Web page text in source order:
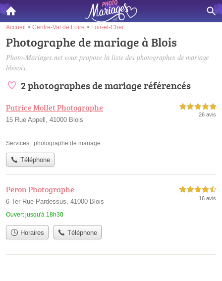
Accueil > Centre-Val de Loire > Loir-et-Cher
Photographe de mariage à Blois
Photo-Mariages.net vous propose la liste des photographes de mariage
blésois.
2 photographes de mariage référencés
Patrice Mollet Photographe
15 Rue Appell, 41000 Blois
5,0 étoiles sur 5
26 avis
Services : photographe de mariage
Téléphone
Peron Photographe
6 Ter Rue Pardessus, 41000 Blois
Ouvert jusqu'à 18h30
4,5 étoiles sur 5
16 avis
Horaires Téléphone